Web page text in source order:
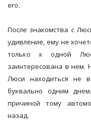
его.
После знакомства с
удивление, ему не
только к одной
заинтересована в нем.
Люси находиться не
буквально одним
причиной тому
назад.